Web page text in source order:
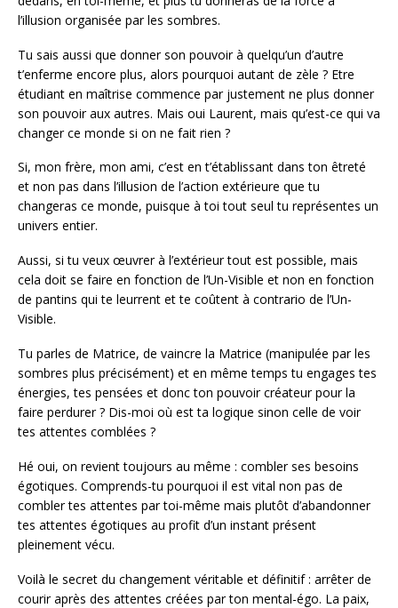
l’illusion organisée par les sombres.
Tu sais aussi que donner son pouvoir à quelqu’un d’autre
t’enferme encore plus, alors pourquoi autant de zèle ? Etre
étudiant en maîtrise commence par justement ne plus donner
son pouvoir aux autres. Mais oui Laurent, mais qu’est-ce qui va
changer ce monde si on ne fait rien ?
Si, mon frère, mon ami, c’est en t’établissant dans ton êtreté
et non pas dans l’illusion de l’action extérieure que tu
changeras ce monde, puisque à toi tout seul tu représentes un
univers entier.
Aussi, si tu veux œuvrer à l’extérieur tout est possible, mais
cela doit se faire en fonction de l’Un-Visible et non en fonction
de pantins qui te leurrent et te coûtent à contrario de l’Un-
Visible.
Tu parles de Matrice, de vaincre la Matrice (manipulée par les
sombres plus précisément) et en même temps tu engages tes
énergies, tes pensées et donc ton pouvoir créateur pour la
faire perdurer ? Dis-moi où est ta logique sinon celle de voir
tes attentes comblées ?
Hé oui, on revient toujours au même : combler ses besoins
égotiques. Comprends-tu pourquoi il est vital non pas de
combler tes attentes par toi-même mais plutôt d’abandonner
tes attentes égotiques au profit d’un instant présent
pleinement vécu.
Voilà le secret du changement véritable et définitif : arrêter de
courir après des attentes créées par ton mental-égo. La paix,